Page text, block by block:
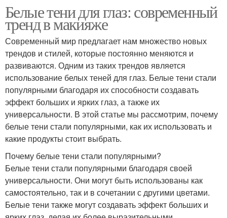
Белые тени для глаз: современный
тренд в макияже
Современный мир предлагает нам множество новых
трендов и стилей, которые постоянно меняются и
развиваются. Одним из таких трендов является
использование белых теней для глаз. Белые тени стали
популярными благодаря их способности создавать
эффект больших и ярких глаз, а также их
универсальности. В этой статье мы рассмотрим, почему
белые тени стали популярными, как их использовать и
какие продукты стоит выбрать.
Почему белые тени стали популярными?
Белые тени стали популярными благодаря своей
универсальности. Они могут быть использованы как
самостоятельно, так и в сочетании с другими цветами.
Белые тени также могут создавать эффект больших и